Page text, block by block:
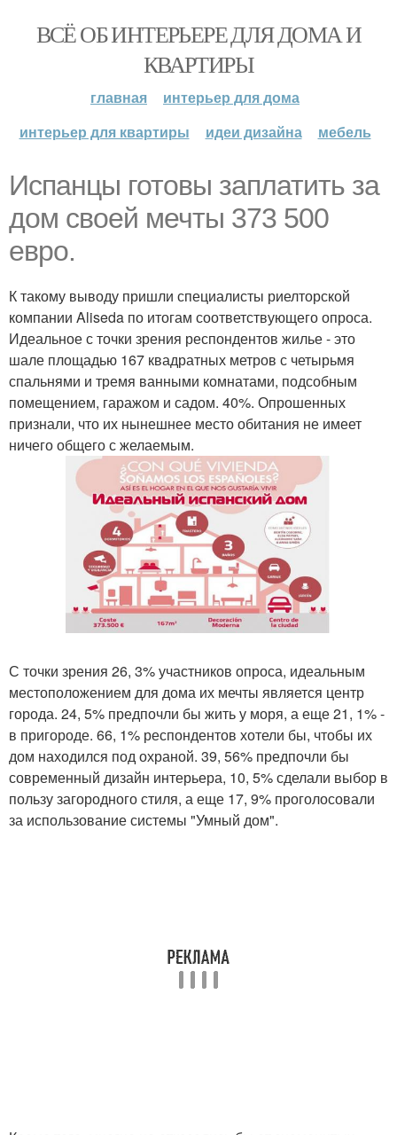
ВСЁ ОБ ИНТЕРЬЕРЕ ДЛЯ ДОМА И
КВАРТИРЫ
главная
интерьер для дома
интерьер для квартиры
идеи дизайна мебель
Испанцы готовы заплатить за
дом своей мечты 373 500
евро.
К такому выводу пришли специалисты риелторской
компании Aliseda по итогам соответствующего опроса.
Идеальное с точки зрения респондентов жилье - это
шале площадью 167 квадратных метров с четырьмя
спальнями и тремя ванными комнатами, подсобным
помещением, гаражом и садом. 40%. Опрошенных
признали, что их нынешнее место обитания не имеет
ничего общего с желаемым.
С точки зрения 26, 3% участников опроса, идеальным
местоположением для дома их мечты является центр
города. 24, 5% предпочли бы жить у моря, а еще 21, 1% -
в пригороде. 66, 1% респондентов хотели бы, чтобы их
дом находился под охраной. 39, 56% предпочли бы
современный дизайн интерьера, 10, 5% сделали выбор в
пользу загородного стиля, а еще 17, 9% проголосовали
за использование системы "Умный дом".